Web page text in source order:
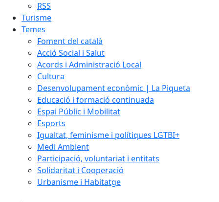
RSS
Turisme
Temes
Foment del català
Acció Social i Salut
Acords i Administració Local
Cultura
Desenvolupament econòmic | La Piqueta
Educació i formació continuada
Espai Públic i Mobilitat
Esports
Igualtat, feminisme i polítiques LGTBI+
Medi Ambient
Participació, voluntariat i entitats
Solidaritat i Cooperació
Urbanisme i Habitatge